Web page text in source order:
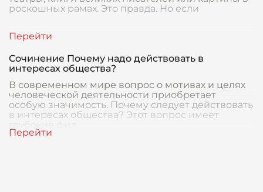
роскошных рамах. Это правда. Но если
Сочинение Почему надо действовать в
интересах общества?
В современном мире вопрос о мотивах и целях
человеческой деятельности приобретает
особую значимость. Почему следует действовать
в интересах общества? Этот вопрос имеет
глубокие фил